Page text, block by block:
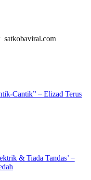
satkobaviral.com
Cantik” – Elizad Terus
& Tiada Tandas’ –